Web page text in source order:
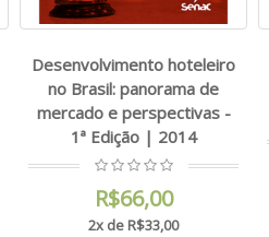
Desenvolvimento hoteleiro
no Brasil: panorama de
mercado e perspectivas -
1ª Edição | 2014
R$66,00
2x de R$33,00